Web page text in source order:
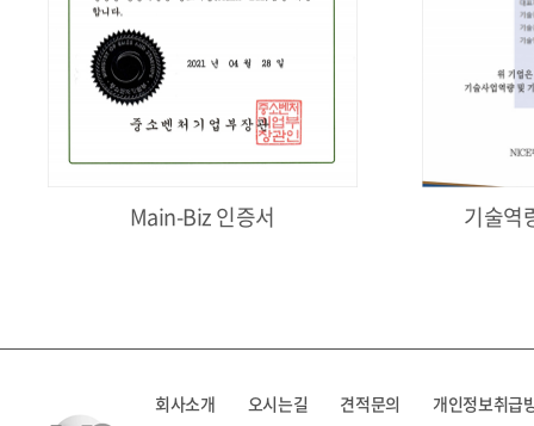
Main-Biz 인증서 기술역
회사소개 오시는길 견적문의
개인정보취급